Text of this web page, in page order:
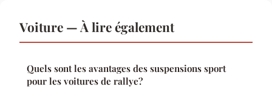
Voiture — À lire également
Quels sont les avantages des suspensions sport
pour les voitures de rallye?